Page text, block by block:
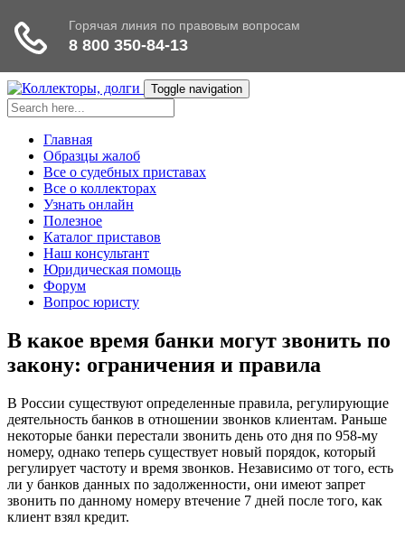
Toggle navigation
Главная
Образцы жалоб
Все о судебных приставах
Все о коллекторах
Узнать онлайн
Полезное
Каталог приставов
Наш консультант
Юридическая помощь
Форум
Вопрос юристу
В какое время банки могут звонить по
закону: ограничения и правила
В России существуют определенные правила, регулирующие
деятельность банков в отношении звонков клиентам. Раньше
некоторые банки перестали звонить день ото дня по 958-му
номеру, однако теперь существует новый порядок, который
регулирует частоту и время звонков. Независимо от того, есть
ли у банков данных по задолженности, они имеют запрет
звонить по данному номеру втечение 7 дней после того, как
клиент взял кредит.